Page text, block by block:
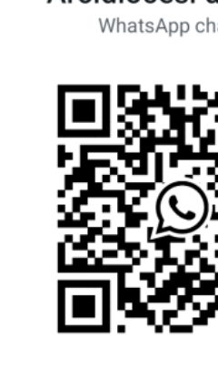
- Lucca, Scuola
Viale Castruccio
murales in
dal Liceo
ore 18 - Fiano
- Messa in
da mons.
Lucca
ore 20.30 -
al Cippo di don
Memoria in alcuni
Ritrovo alle ore